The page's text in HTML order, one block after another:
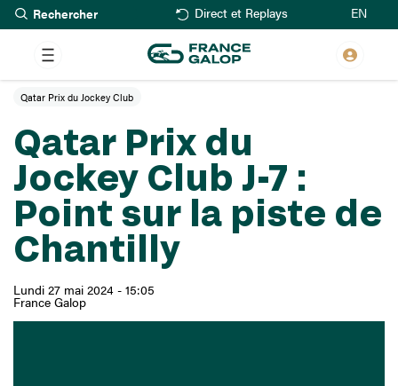
Aller
au
contenu
principal
Rechercher Direct et Replays EN
Qatar Prix du
Jockey Club J-7 :
Point sur la piste de
Chantilly
Lundi 27 mai 2024 - 15:05
France Galop
Qatar Prix du Jockey Club